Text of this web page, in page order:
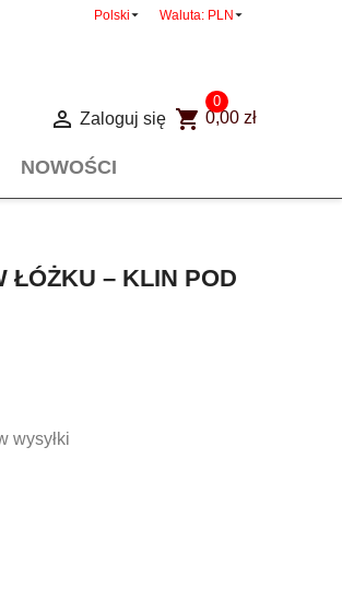
Polski Waluta: PLN
shopping_cart
0
0,00 zł
 Zaloguj się
NOWOŚCI
ŁÓŻKU – KLIN POD
wysyłki